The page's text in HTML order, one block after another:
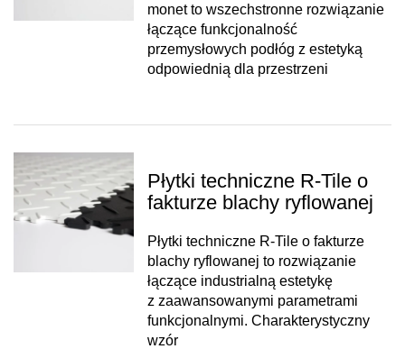
monet to wszechstronne rozwiązanie
łączące funkcjonalność
przemysłowych podłóg z estetyką
odpowiednią dla przestrzeni
Płytki techniczne R-Tile o
fakturze blachy ryflowanej
Płytki techniczne R-Tile o fakturze
blachy ryflowanej to rozwiązanie
łączące industrialną estetykę
z zaawansowanymi parametrami
funkcjonalnymi. Charakterystyczny
wzór